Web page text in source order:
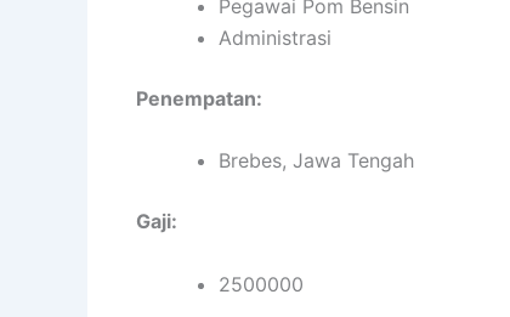
Pegawai Pom Bensin
Administrasi
Penempatan:
Brebes, Jawa Tengah
Gaji:
2500000